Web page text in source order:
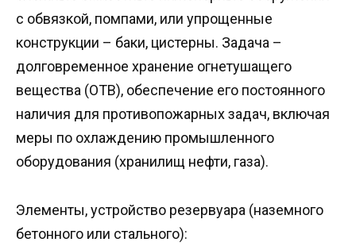
с обвязкой, помпами, или упрощенные
конструкции – баки, цистерны. Задача –
долговременное хранение огнетушащего
вещества (ОТВ), обеспечение его постоянного
наличия для противопожарных задач, включая
меры по охлаждению промышленного
оборудования (хранилищ нефти, газа).
Элементы, устройство резервуара (наземного
бетонного или стального):